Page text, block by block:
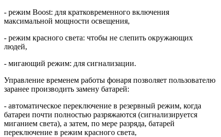
- режим Boost: для кратковременного включения
максимальной мощности освещения,
- режим красного света: чтобы не слепить окружающих
людей,
- мигающий режим: для сигнализации.
Управление временем работы фонаря позволяет пользователю
заранее производить замену батарей:
- автоматическое переключение в резервный режим, когда
батареи почти полностью разряжаются (сигнализируется
миганием света), а затем, по мере разряда, батарей
переключение в режим красного света,